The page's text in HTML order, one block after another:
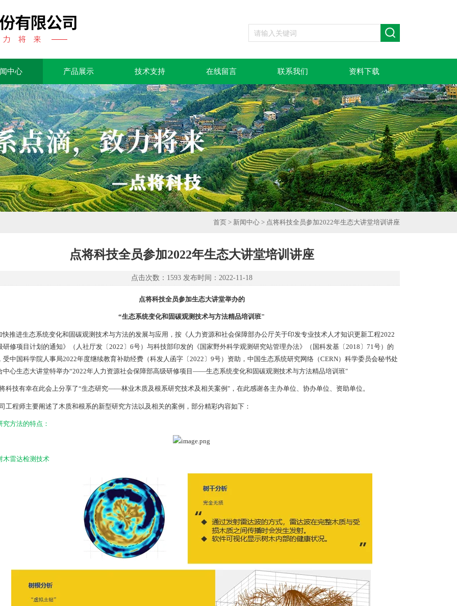
中心 产品展示 技术支持 在线留言 联系我们 资料下载
首页 > 新闻中心 > 点将科技全员参加2022年生态大讲堂培训讲座
点将科技全员参加2022年生态大讲堂培训讲座
点击次数：1593 发布时间：2022-11-18
点将科技全员参加生态大讲堂举办的
“生态系统变化和固碳观测技术与方法精品培训班"
推进生态系统变化和固碳观测技术与方法的发展与应用，按《人力资源和社会保障部办公厅关于印发专业技术人才知识更新工程2022
研修项目计划的通知》（人社厅发〔2022〕6号）与科技部印发的《国家野外科学观测研究站管理办法》（国科发基〔2018〕71号）的
受中国科学院人事局2022年度继续教育补助经费（科发人函字〔2022〕9号）资助，中国生态系统研究网络（CERN）科学委员会秘书处
中心生态大讲堂特举办“2022年人力资源社会保障部高级研修项目——生态系统变化和固碳观测技术与方法精品培训班"
技有幸在此会上分享了“生态研究——林业木质及根系研究技术及相关案例"，在此感谢各主办单位、协办单位、资助单位。
程师主要阐述了木质和根系的新型研究方法以及相关的案例，部分精彩内容如下：
究方法的特点：
木雷达检测技术